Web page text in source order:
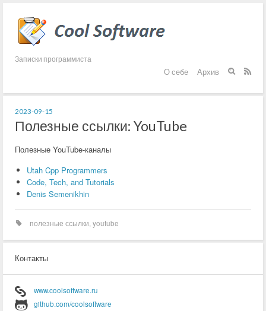
Записки программиста
О себе Архив  
2023-09-15
Полезные ссылки: YouTube
Полезные YouTube-каналы
Utah Cpp Programmers
Code, Tech, and Tutorials
Denis Semenikhin
полезные ссылки youtube
Контакты
www.coolsoftware.ru
github.com/coolsoftware